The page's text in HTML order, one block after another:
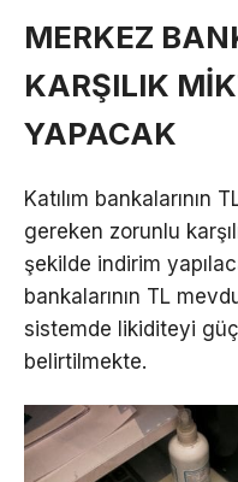
MERKEZ
KARŞILIK
YAPACAK
Katılım bankalarının
gereken zorunlu
şekilde indirim
bankalarının TL
sistemde likiditeyi
belirtilmekte.